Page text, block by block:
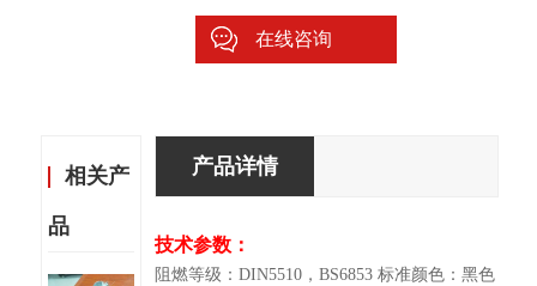
在线咨询
相关产
品
产品详情
技术参数：
阻燃等级：DIN5510，BS6853 标准颜色：黑色